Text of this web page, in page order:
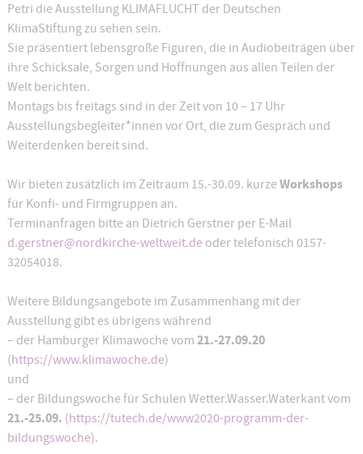
Petri die Ausstellung KLIMAFLUCHT der Deutschen
KlimaStiftung zu sehen sein.
Sie präsentiert lebensgroße Figuren, die in Audiobeiträgen über
ihre Schicksale, Sorgen und Hoffnungen aus allen Teilen der
Welt berichten.
Montags bis freitags sind in der Zeit von 10 – 17 Uhr
Ausstellungsbegleiter*innen vor Ort, die zum Gespräch und
Weiterdenken bereit sind.
Wir bieten zusätzlich im Zeitraum 15.-30.09. kurzeWorkshops
für Konfi- und Firmgruppen an.
Terminanfragen bitte an Dietrich Gerstner per E-Mail
d.gerstner@nordkirche-weltweit.deoder telefonisch 0157-
32054018.
Weitere Bildungsangebote im Zusammenhang mit der
Ausstellung gibt es übrigens während
– der Hamburger Klimawoche vom 21.-27.09.20
(https://www.klimawoche.de)
und
– der Bildungswoche für Schulen Wetter.Wasser.Waterkant vom
21.-25.09. (https://tutech.de/www2020-programm-der-
bildungswoche).